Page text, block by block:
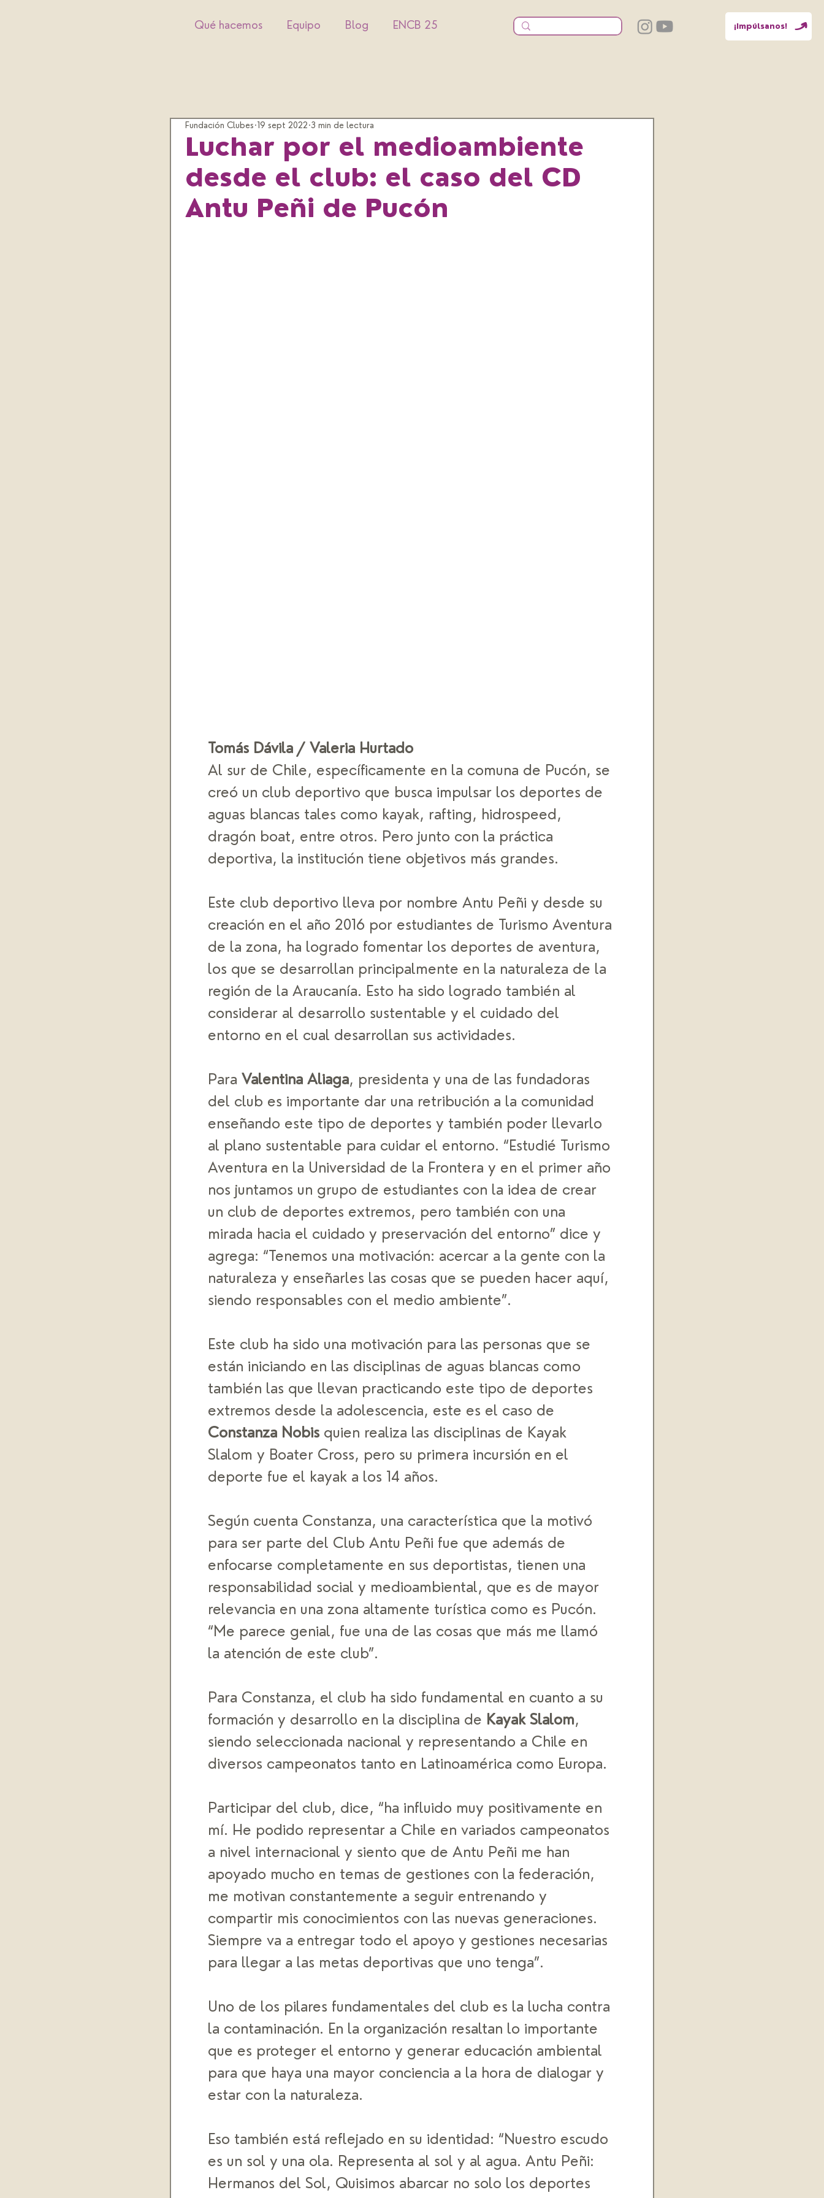
Qué hacemos Equipo Blog ENCB 25 ¡Impúlsanos!
Luchar por el medioambiente
desde el club: el caso del CD
Antu Peñi de Pucón
Fundación Clubes 19 sept 2022 3 min de lectura
Tomás Dávila / Valeria Hurtado
Al sur de Chile, específicamente en la comuna de Pucón, se
creó un club deportivo que busca impulsar los deportes de
aguas blancas tales como kayak, rafting, hidrospeed,
dragón boat, entre otros. Pero junto con la práctica
deportiva, la institución tiene objetivos más grandes.
Este club deportivo lleva por nombre Antu Peñi y desde su
creación en el año 2016 por estudiantes de Turismo Aventura
de la zona, ha logrado fomentar los deportes de aventura,
los que se desarrollan principalmente en la naturaleza de la
región de la Araucanía. Esto ha sido logrado también al
considerar al desarrollo sustentable y el cuidado del
entorno en el cual desarrollan sus actividades.
Para Valentina Aliaga, presidenta y una de las fundadoras
del club es importante dar una retribución a la comunidad
enseñando este tipo de deportes y también poder llevarlo
al plano sustentable para cuidar el entorno. “Estudié Turismo
Aventura en la Universidad de la Frontera y en el primer año
nos juntamos un grupo de estudiantes con la idea de crear
un club de deportes extremos, pero también con una
mirada hacia el cuidado y preservación del entorno” dice y
agrega: “Tenemos una motivación: acercar a la gente con la
naturaleza y enseñarles las cosas que se pueden hacer aquí,
siendo responsables con el medio ambiente”.
Este club ha sido una motivación para las personas que se
están iniciando en las disciplinas de aguas blancas como
también las que llevan practicando este tipo de deportes
extremos desde la adolescencia, este es el caso de
Constanza Nobis quien realiza las disciplinas de Kayak
Slalom y Boater Cross, pero su primera incursión en el
deporte fue el kayak a los 14 años.
Según cuenta Constanza, una característica que la motivó
para ser parte del Club Antu Peñi fue que además de
enfocarse completamente en sus deportistas, tienen una
responsabilidad social y medioambiental, que es de mayor
relevancia en una zona altamente turística como es Pucón.
“Me parece genial, fue una de las cosas que más me llamó
la atención de este club”.
Para Constanza, el club ha sido fundamental en cuanto a su
formación y desarrollo en la disciplina de Kayak Slalom,
siendo seleccionada nacional y representando a Chile en
diversos campeonatos tanto en Latinoamérica como Europa.
Participar del club, dice, “ha influido muy positivamente en
mí. He podido representar a Chile en variados campeonatos
a nivel internacional y siento que de Antu Peñi me han
apoyado mucho en temas de gestiones con la federación,
me motivan constantemente a seguir entrenando y
compartir mis conocimientos con las nuevas generaciones.
Siempre va a entregar todo el apoyo y gestiones necesarias
para llegar a las metas deportivas que uno tenga”.
Uno de los pilares fundamentales del club es la lucha contra
la contaminación. En la organización resaltan lo importante
que es proteger el entorno y generar educación ambiental
para que haya una mayor conciencia a la hora de dialogar y
estar con la naturaleza.
Eso también está reflejado en su identidad: “Nuestro escudo
es un sol y una ola. Representa al sol y al agua. Antu Peñi:
Hermanos del Sol, Quisimos abarcar no solo los deportes